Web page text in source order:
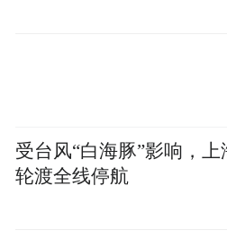
受台风“白海豚”影响，上
轮渡全线停航